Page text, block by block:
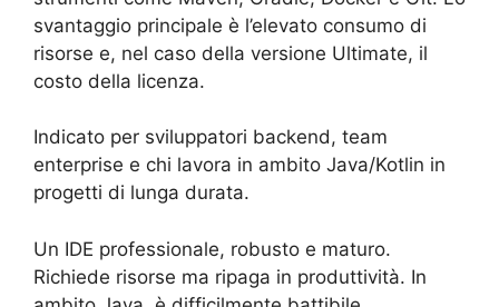
svantaggio principale è l’elevato consumo di
risorse e, nel caso della versione Ultimate, il
costo della licenza.
Indicato per sviluppatori backend, team
enterprise e chi lavora in ambito Java/Kotlin in
progetti di lunga durata.
Un IDE professionale, robusto e maturo.
Richiede risorse ma ripaga in produttività. In